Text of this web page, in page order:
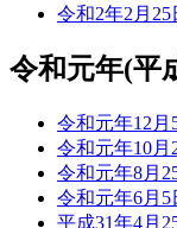
令和2年2月25
令和元年(平
令和元年12月
令和元年10月
令和元年8月
令和元年6月5
平成31年4月